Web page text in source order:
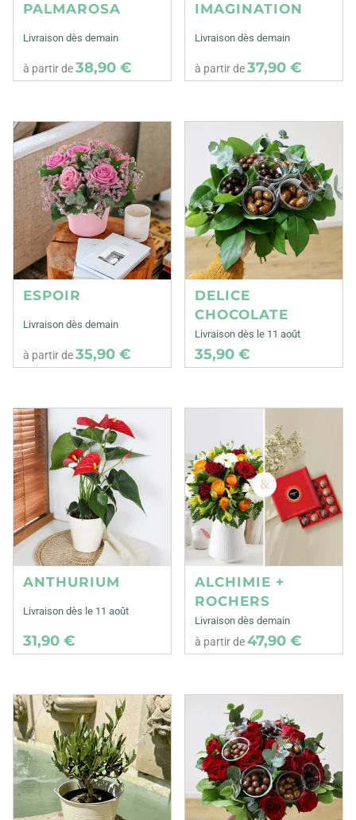
PALMAROSA
Livraison dès demain
à partir de38,90 €
IMAGINATION
Livraison dès demain
à partir de37,90 €
ESPOIR
Livraison dès demain
à partir de35,90 €
DELICE
CHOCOLATE
Livraison dès le 11 août
35,90 €
ANTHURIUM
Livraison dès le 11 août
31,90 €
ALCHIMIE +
ROCHERS
Livraison dès demain
à partir de47,90 €